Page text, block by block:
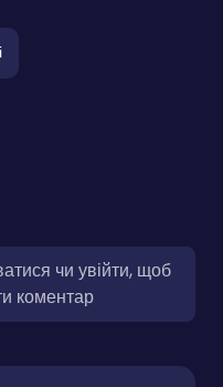
чи увійти, щоб
коментар